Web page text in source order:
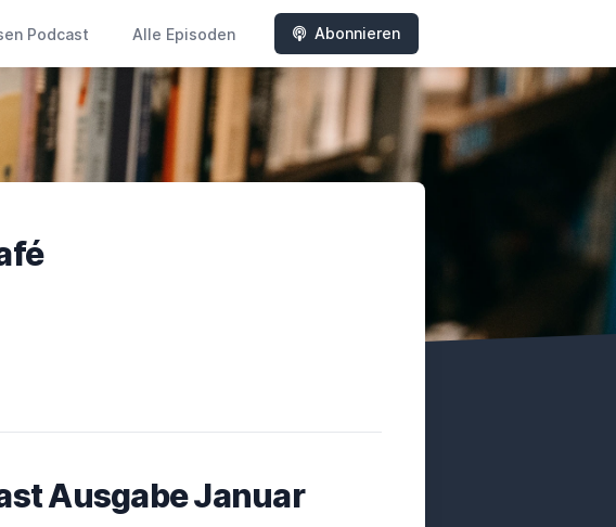
Podcast Alle Episoden Abonnieren
Ausgabe Januar